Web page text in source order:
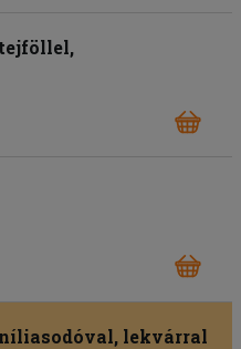
lekvárral